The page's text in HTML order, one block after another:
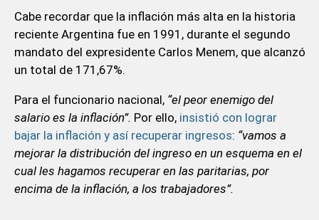
Cabe recordar que la inflación más alta en la historia
reciente Argentina fue en 1991, durante el segundo
mandato del expresidente Carlos Menem, que alcanzó
un total de 171,67%.
Para el funcionario nacional, “el peor enemigo del
salario es la inflación”. Por ello, insistió con lograr
bajar la inflación y así recuperar ingresos: “vamos a
mejorar la distribución del ingreso en un esquema en el
cual les hagamos recuperar en las paritarias, por
encima de la inflación, a los trabajadores”.